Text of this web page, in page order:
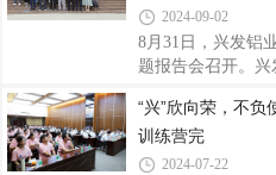
从业人数等多维度
民法院执行公告》
网络谣言，避免被
意造谣诽谤等违
客户及合作伙伴
产品和服务，恪守
2024-09-02
8月31日，兴发铝
题报告会召开。
术专家侯陇刚博
士围绕其在站期间
型材形/性协同调
“兴”欣向荣，不
训练营完
2024-07-22